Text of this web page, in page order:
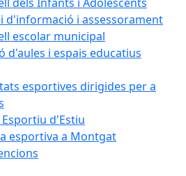
d'informació i assessorament
escolar municipal
d'aules i espais educatius
esportives dirigides per a
Esportiu d'Estiu
esportiva a Montgat